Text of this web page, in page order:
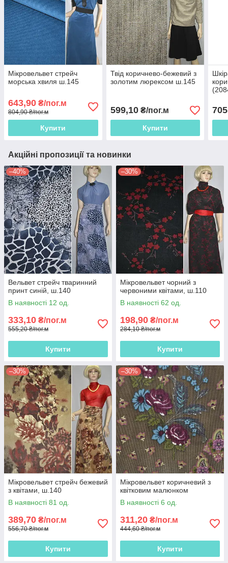
Мікровельвет стрейч
морська хвиля ш.145
643,90 ₴/пог.м
804,90 ₴/пог.м
Купити
Твід коричнево-бежевий з
золотим люрексом ш.145
599,10₴/пог.м
Купити
Акційні пропозиції та новинки
–40%
Вельвет стрейч тваринний
принт синій, ш.140
В наявності 12 од.
333,10 ₴/пог.м
555,20 ₴/пог.м
Купити
–30%
Мікровельвет чорний з
червоними квітами, ш.110
В наявності 62 од.
198,90 ₴/пог.м
284,10 ₴/пог.м
Купити
–30%
Мікровельвет стрейч бежевий
з квітами, ш.140
В наявності 81 од.
389,70 ₴/пог.м
556,70 ₴/пог.м
Купити
–30%
Мікровельвет коричневий з
квітковим малюнком
В наявності 6 од.
311,20 ₴/пог.м
444,60 ₴/пог.м
Купити